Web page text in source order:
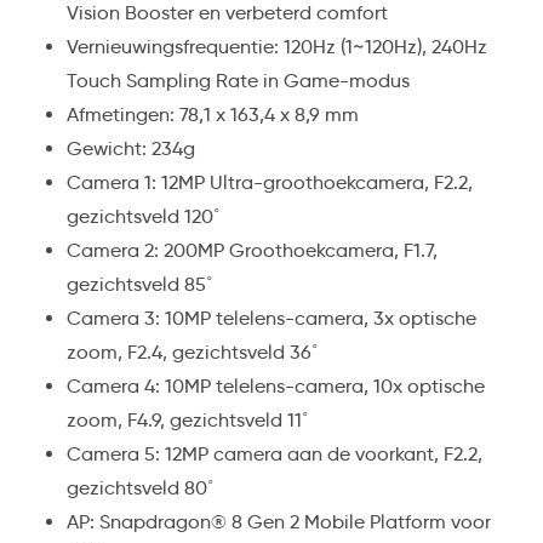
Vision Booster en verbeterd comfort
Vernieuwingsfrequentie: 120Hz (1~120Hz), 240Hz
Touch Sampling Rate in Game-modus
Afmetingen: 78,1 x 163,4 x 8,9 mm
Gewicht: 234g
Camera 1: 12MP Ultra-groothoekcamera, F2.2,
gezichtsveld 120˚
Camera 2: 200MP Groothoekcamera, F1.7,
gezichtsveld 85˚
Camera 3: 10MP telelens-camera, 3x optische
zoom, F2.4, gezichtsveld 36˚
Camera 4: 10MP telelens-camera, 10x optische
zoom, F4.9, gezichtsveld 11˚
Camera 5: 12MP camera aan de voorkant, F2.2,
gezichtsveld 80˚
AP: Snapdragon® 8 Gen 2 Mobile Platform voor